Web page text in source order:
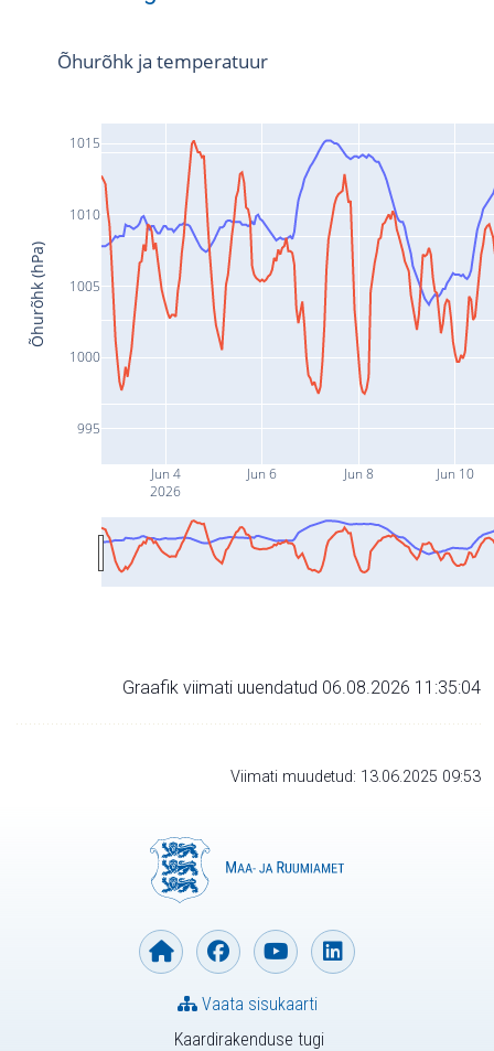
Jun 4
2026
Jun 6 Jun 8 Jun 10
995
1000
1005
1010
1015
Õhurõhk ja temperatuur
Õhurõhk (hPa)
Graafik viimati uuendatud 06.08.2026 11:35:04
Viimati muudetud: 13.06.2025 09:53
Kaardirakenduse tugi
Vaata sisukaarti